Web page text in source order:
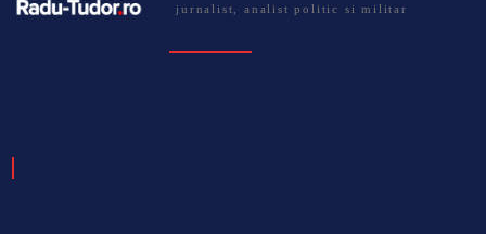
jurnalist, analist politic si militar